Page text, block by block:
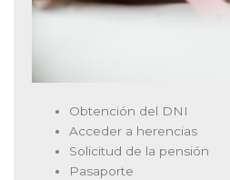
Obtención del DNI
Acceder a herencias
Solicitud de la pensión
Pasaporte